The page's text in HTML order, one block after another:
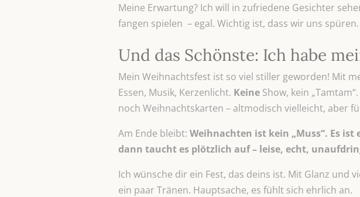
Meine Erwartung? Ich will in zufriedene Gesichter
fangen spielen – egal. Wichtig ist, dass wir uns
Und das Schönste: Ich habe
Mein Weihnachtsfest ist so viel stiller geworden! Mit
Essen, Musik, Kerzenlicht. KeineShow, kein
noch Weihnachtskarten – altmodisch vielleicht, aber
Am Ende bleibt: Weihnachten ist kein „Muss“. Es
dann taucht es plötzlich auf – leise, echt,
Ich wünsche dir ein Fest, das deins ist. Mit Glanz und
ein paar Tränen. Hauptsache, es fühlt sich ehrlich an.